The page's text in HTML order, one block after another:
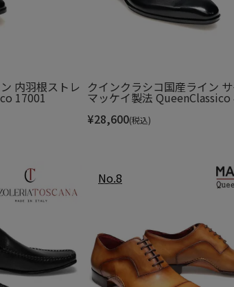
内羽根ストレ
17001
クインクラシコ国産ライン
マッケイ製法 QueenClassico
¥28,600(税込)